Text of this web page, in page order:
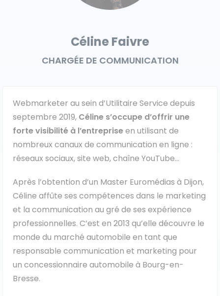
Voitures de société et Pick-
MARQUES
Citroën
Fiat
Céline Faivre
CHARGÉE DE COMMUNICATION
Webmarketer au sein d’Utilitaire Service depuis
septembre 2019, Céline s’occupe d’offrir une
forte visibilité à l’entrepriseen utilisant de
nombreux canaux de communication en ligne :
réseaux sociaux, site web, chaîne YouTube…
Après l’obtention d’un Master Euromédias à Dijon,
Céline affûte ses compétences dans le marketing
et la communication au gré de ses expérience
professionnelles. C’est en 2013 qu’elle découvre le
monde du marché automobile en tant que
responsable communication et marketing pour
un concessionnaire automobile à Bourg-en-
Bresse.